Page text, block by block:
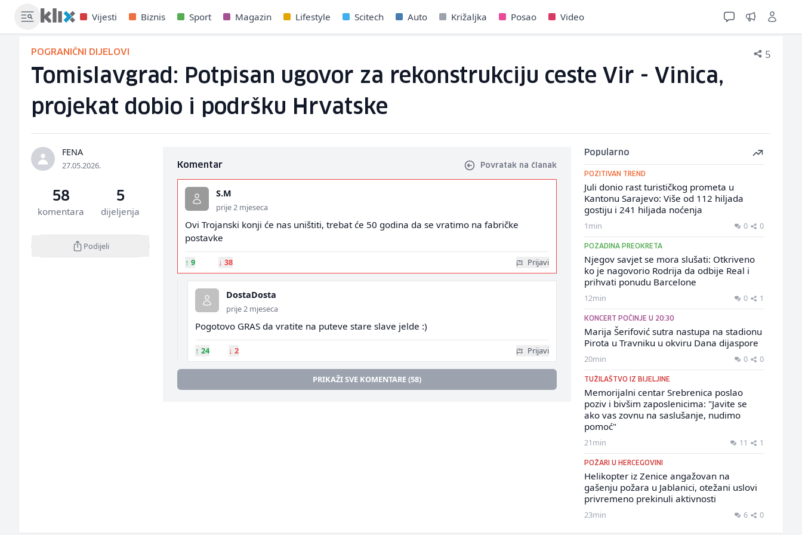
Vijesti Biznis Sport Magazin Lifestyle Scitech Auto Križaljka Posao Video
POGRANIČNI DIJELOVI 5
Tomislavgrad: Potpisan ugovor za rekonstrukciju ceste Vir - Vinica,
projekat dobio i podršku Hrvatske
FENA
27.05.2026.
58
komentara
5
dijeljenja
Podijeli
Komentar Povratak na članak
S.M
prije 2 mjeseca
Ovi Trojanski konji će nas uništiti, trebat će 50 godina da se vratimo na fabričke
postavke
↑ 9 ↓ 38 Prijavi
DostaDosta
prije 2 mjeseca
Pogotovo GRAS da vratite na puteve stare slave jelde :)
↑ 24 ↓ 2 Prijavi
PRIKAŽI SVE KOMENTARE (58)
Popularno
POZITIVAN TREND
Juli donio rast turističkog prometa u
Kantonu Sarajevo: Više od 112 hiljada
gostiju i 241 hiljada noćenja
1min 0 0
POZADINA PREOKRETA
Njegov savjet se mora slušati: Otkriveno
ko je nagovorio Rodrija da odbije Real i
prihvati ponudu Barcelone
12min 0 1
KONCERT POČINJE U 20:30
Marija Šerifović sutra nastupa na stadionu
Pirota u Travniku u okviru Dana dijaspore
20min 0 0
TUŽILAŠTVO IZ BIJELJINE
Memorijalni centar Srebrenica poslao
poziv i bivšim zaposlenicima: "Javite se
ako vas zovnu na saslušanje, nudimo
pomoć"
21min 11 1
POŽARI U HERCEGOVINI
Helikopter iz Zenice angažovan na
gašenju požara u Jablanici, otežani uslovi
privremeno prekinuli aktivnosti
23min 6 0